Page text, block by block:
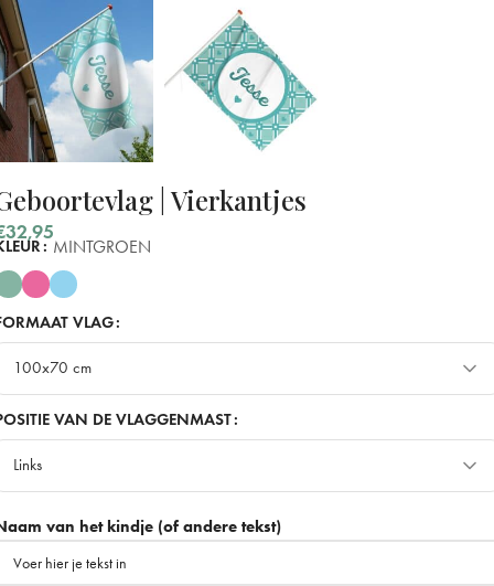
| Vierkantjes
32,95
MINTGROEN
VLAG
100x70 cm
100x70 cm
150x100 cm + €10
VAN DE VLAGGENMAST
Links
Rechts
van het kindje (of andere tekst)